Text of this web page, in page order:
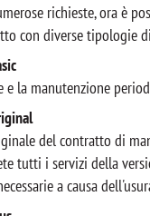
richieste, ora è
con diverse tipologie
e la manutenzione
del contratto di
tutti i servizi della
a causa